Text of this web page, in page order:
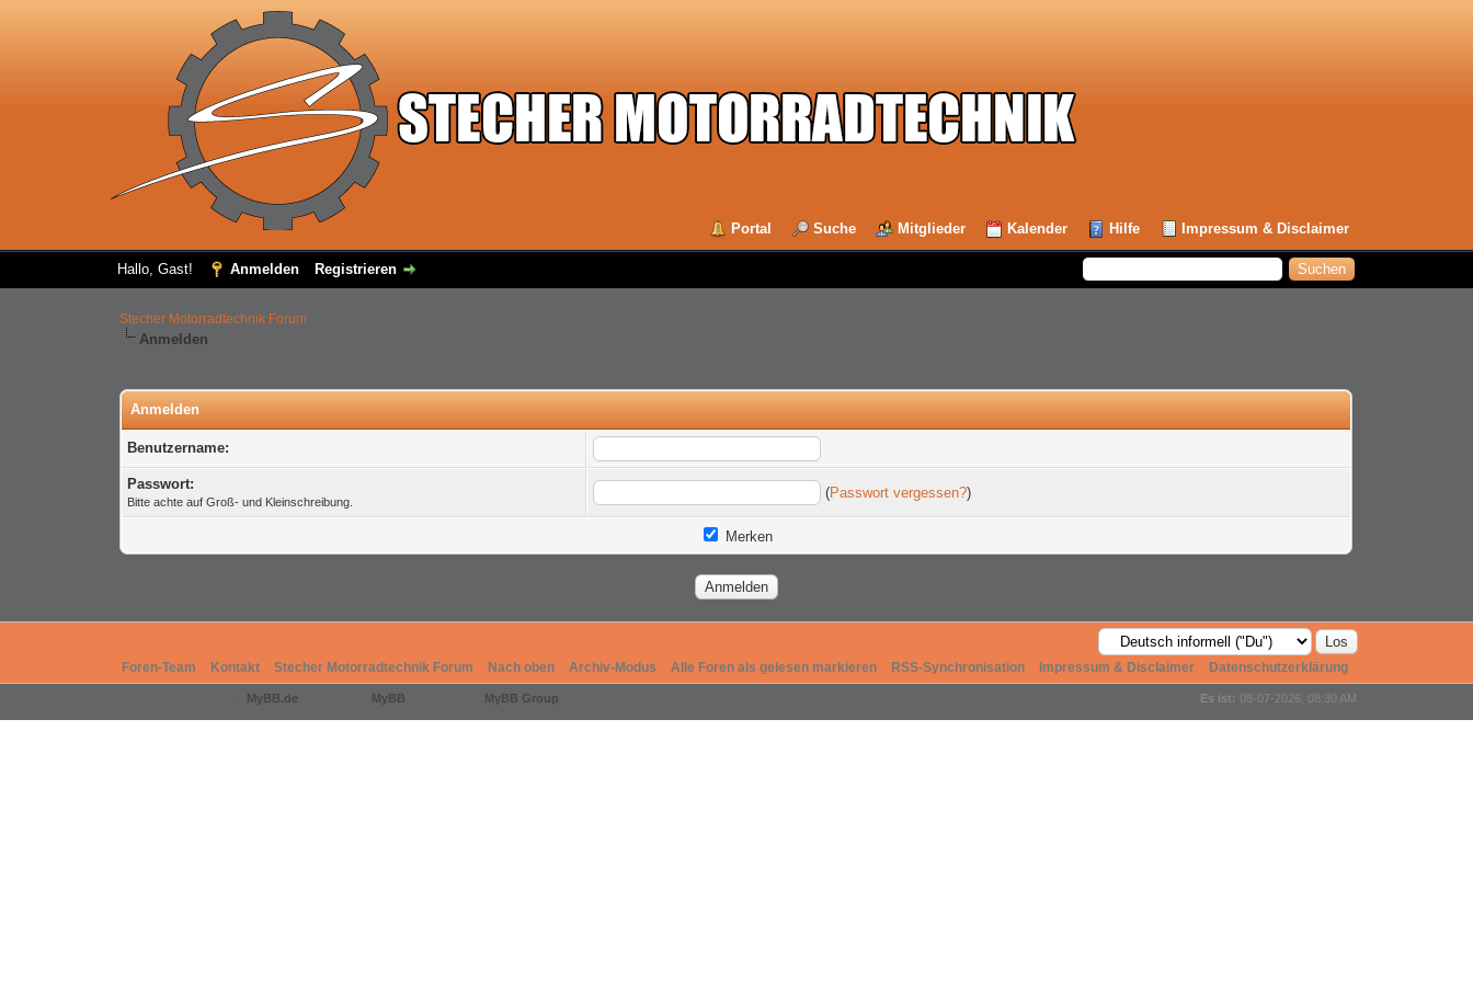
Portal Suche Mitglieder Kalender Hilfe Impressum & Disclaimer
Hallo, Gast! Anmelden Registrieren
Stecher Motorradtechnik Forum
Anmelden
Anmelden
Benutzername:
Passwort:
Bitte achte auf Groß- und Kleinschreibung.
(Passwort vergessen?)
Merken
Foren-Team Kontakt Stecher Motorradtechnik Forum Nach oben Archiv-Modus Alle Foren als gelesen markieren RSS-Synchronisation Impressum & Disclaimer Datenschutzerklärung
Es ist: 08-07-2026, 08:30 AM
MyBB.de MyBB MyBB Group